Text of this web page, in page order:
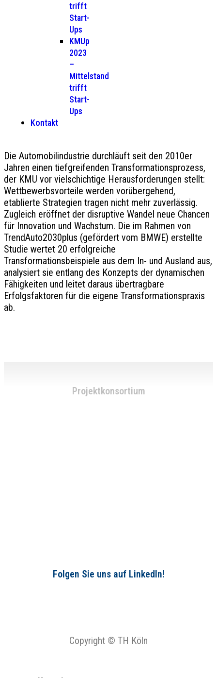
trifft
Start-
Ups
KMUp
2023
–
Mittelstand
trifft
Start-
Ups
Kontakt
Die Automobilindustrie durchläuft seit den 2010er
Jahren einen tiefgreifenden Transformationsprozess,
der KMU vor vielschichtige Herausforderungen stellt:
Wettbewerbsvorteile werden vorübergehend,
etablierte Strategien tragen nicht mehr zuverlässig.
Zugleich eröffnet der disruptive Wandel neue Chancen
für Innovation und Wachstum. Die im Rahmen von
TrendAuto2030plus (gefördert vom BMWE) erstellte
Studie wertet 20 erfolgreiche
Transformationsbeispiele aus dem In- und Ausland aus,
analysiert sie entlang des Konzepts der dynamischen
Fähigkeiten und leitet daraus übertragbare
Erfolgsfaktoren für die eigene Transformationspraxis
ab.
Projektkonsortium
Folgen Sie uns auf LinkedIn!
Copyright © TH Köln